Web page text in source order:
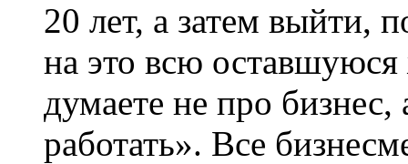
20 лет, а затем выйти,
на это всю
думаете не про
работать». Все